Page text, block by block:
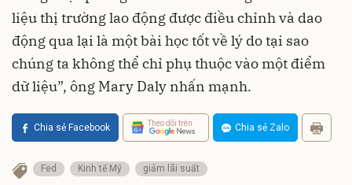
liệu thị trường lao động được điều chỉnh và dao
động qua lại là một bài học tốt về lý do tại sao
chúng ta không thể chỉ phụ thuộc vào một điểm
dữ liệu”, ông Mary Daly nhấn mạnh.
Chia sẻ Facebook Theo dõi trên Chia sẻ Zalo
Fed Kinh tế Mỹ giảm lãi suất